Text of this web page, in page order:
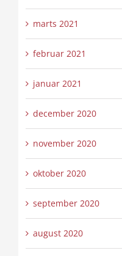
marts 2021
februar 2021
januar 2021
december 2020
november 2020
oktober 2020
september 2020
august 2020